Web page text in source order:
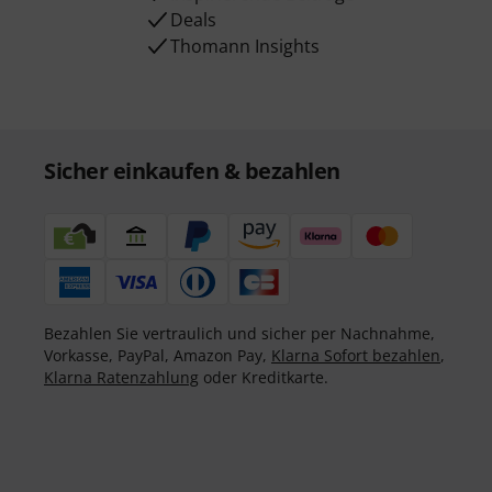
Deals
Thomann Insights
Sicher einkaufen & bezahlen
Bezahlen Sie vertraulich und sicher per Nachnahme,
Vorkasse, PayPal, Amazon Pay, Klarna Sofort bezahlen,
Klarna Ratenzahlung oder Kreditkarte.